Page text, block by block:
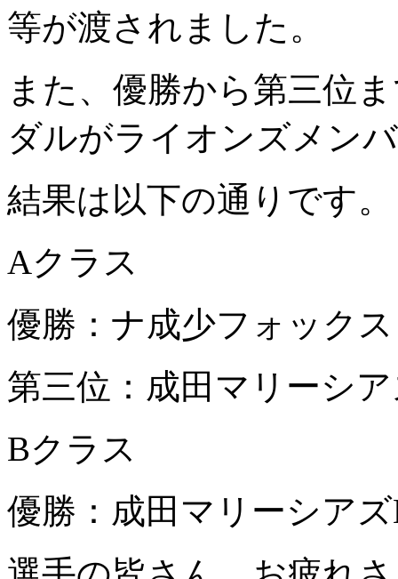
等が渡されました。
また、優勝から第三位
ダルがライオンズメン
結果は以下の通りです。
Aクラス
優勝：ナ成少フォック
第三位：成田マリーシ
Bクラス
優勝：成田マリーシアズ